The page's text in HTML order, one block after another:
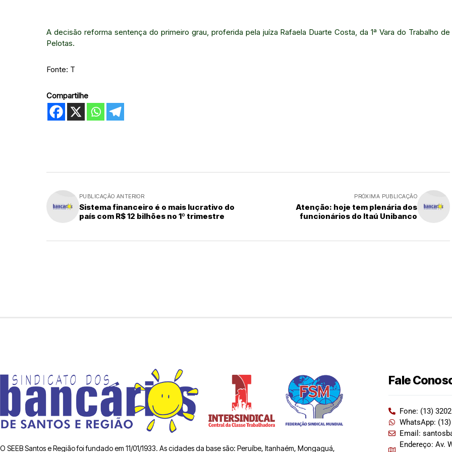
A decisão reforma sentença do primeiro grau, proferida pela juíza Rafaela Duarte Costa, da 1ª Vara do Trabalho de
Pelotas.
Fonte: T
Compartilhe
PUBLICAÇÃO ANTERIOR
Sistema financeiro é o mais lucrativo do
país com R$ 12 bilhões no 1º trimestre
PRÓXIMA PUBLICAÇÃO
Atenção: hoje tem plenária dos
funcionários do Itaú Unibanco
O SEEB Santos e Região foi fundado em 11/01/1933. As cidades da base são: Peruíbe, Itanhaém, Mongaguá,
Fale
Fone: (13)
WhatsApp:
Email:
Endereço: Av.